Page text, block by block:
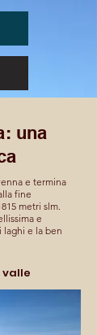
una
e termina
fine
metri slm.
e
laghi e la ben